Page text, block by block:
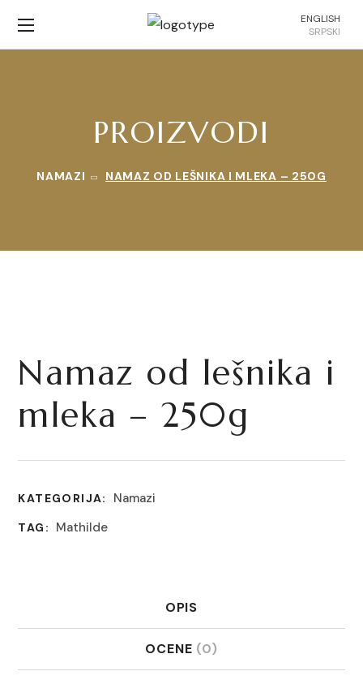
ENGLISH
SRPSKI
PROIZVODI
NAMAZI NAMAZ OD LEŠNIKA I MLEKA – 250G
Namaz od lešnika i
mleka – 250g
KATEGORIJA: Namazi
TAG: Mathilde
OPIS
OCENE (0)